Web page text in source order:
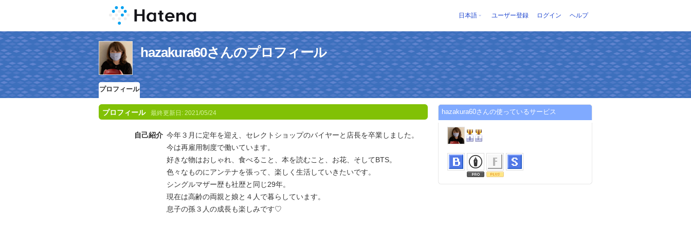
日本語 ユーザー登録 ログイン ヘルプ
hazakura60さんのプロフィール
プロフィール
プロフィール 最終更新日: 2021/05/24
自己紹介 今年３月に定年を迎え、セレクトショップのバイヤーと店長を卒業しました。
今は再雇用制度で働いています。
好きな物はおしゃれ、食べること、本を読むこと、お花、そしてBTS。
色々なものにアンテナを張って、楽しく生活していきたいです。
シングルマザー歴も社歴と同じ29年。
現在は高齢の両親と娘と４人で暮らしています。
息子の孫３人の成長も楽しみです♡
hazakura60さんの使っているサービス